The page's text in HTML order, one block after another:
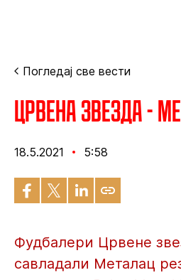
Погледај све вести
Црвена звезда -
18.5.2021 5:58
Фудбалери Црвене
савладали Металац